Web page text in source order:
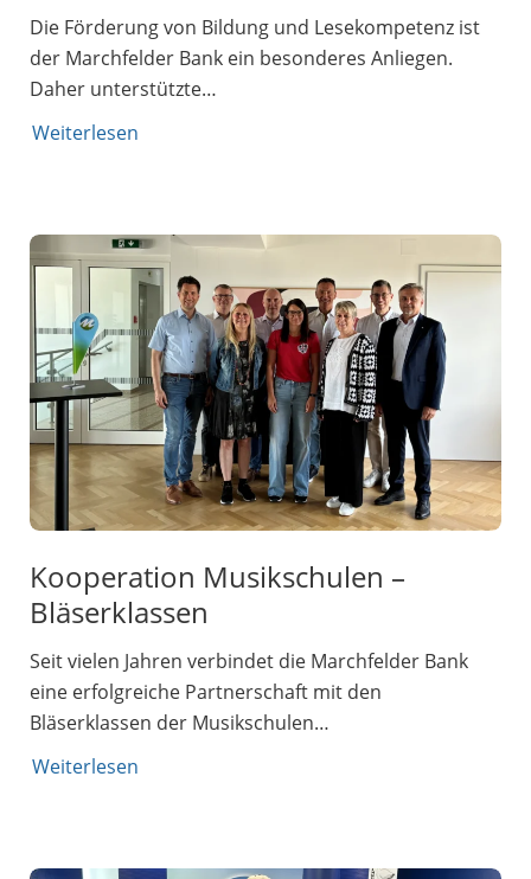
Die Förderung von Bildung und Lesekompetenz ist
der Marchfelder Bank ein besonderes Anliegen.
Daher unterstützte…
Weiterlesen
Kooperation Musikschulen –
Bläserklassen
Seit vielen Jahren verbindet die Marchfelder Bank
eine erfolgreiche Partnerschaft mit den
Bläserklassen der Musikschulen…
Weiterlesen